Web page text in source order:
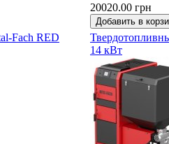
20020.00 грн
Fach RED
14 кВт